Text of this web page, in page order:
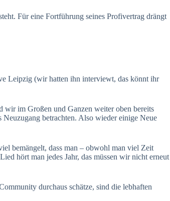
Für eine Fortführung seines Profivertrag drängt
Leipzig (wir hatten ihn interviewt, das könnt ihr
wir im Großen und Ganzen weiter oben bereits
betrachten. Also wieder einige Neue
bemängelt, dass man – obwohl man viel Zeit
hört man jedes Jahr, das müssen wir nicht erneut
durchaus schätze, sind die lebhaften